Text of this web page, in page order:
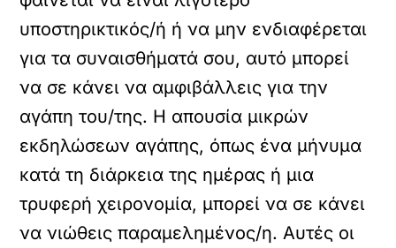
υποστηρικτικός/ή ή να μην ενδιαφέρεται
για τα συναισθήματά σου, αυτό μπορεί
να σε κάνει να αμφιβάλλεις για την
αγάπη του/της. Η απουσία μικρών
εκδηλώσεων αγάπης, όπως ένα μήνυμα
κατά τη διάρκεια της ημέρας ή μια
τρυφερή χειρονομία, μπορεί να σε κάνει
να νιώθεις παραμελημένος/η. Αυτές οι